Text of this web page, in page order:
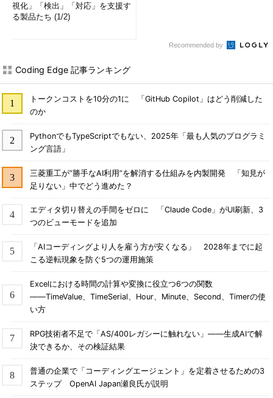
視化」「検出」「対応」を支援す
る製品たち (1/2)
Recommended by
Coding Edge 記事ランキング
トークンコストを10分の1に 「GitHub Copilot」はどう削減した
のか
PythonでもTypeScriptでもない、2025年「最も人気のプログラミ
ング言語」
三菱重工が“勝手なAI利用”を解消する仕組みを内製開発 「知見が
足りない」中でどう進めた？
エディタ切り替えの手間をゼロに 「Claude Code」がUI刷新、3
つのビューモードを追加
「AIコーディングより人を雇う方が安くなる」 2028年までに起
こる逆転現象を防ぐ5つの運用施策
Excelにおける時間の計算や変換に役立つ6つの関数
――TimeValue、TimeSerial、Hour、Minute、Second、Timerの使
い方
RPG技術者不足で「AS/400レガシーに触れない」――生成AIで解
決できるか、その検証結果
普通の企業で「コーディングエージェント」を定着させるための3
ステップ OpenAI Japan瀬良氏が説明